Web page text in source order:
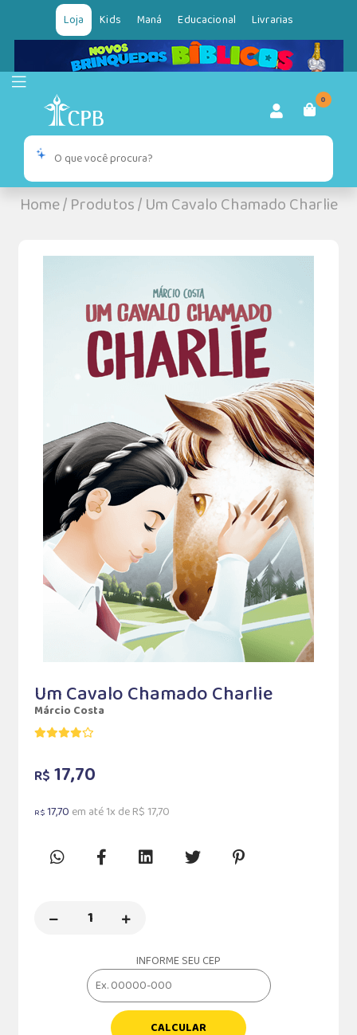
Loja Kids Maná Educacional Livrarias
0
Home/Produtos/Um Cavalo Chamado Charlie
Um Cavalo Chamado Charlie
Márcio Costa
R$ 17,70
R$17,70 em até 1x de R$ 17,70
INFORME SEU CEP
CALCULAR